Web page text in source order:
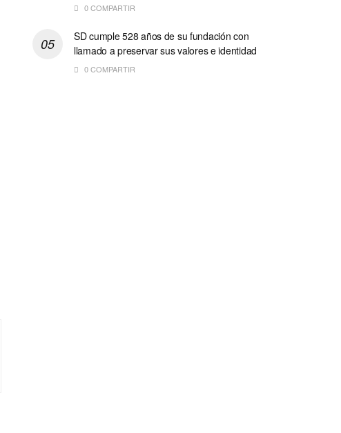
0 COMPARTIR
SD cumple 528 años de su fundación con
llamado a preservar sus valores e identidad
0 COMPARTIR